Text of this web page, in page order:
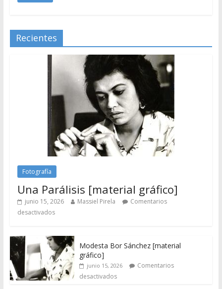
Recientes
Fotografía
Una Parálisis [material gráfico]
junio 15, 2026 Massiel Pirela
Comentarios
desactivados
Modesta Bor Sánchez [material
gráfico]
junio 15, 2026
Comentarios
desactivados